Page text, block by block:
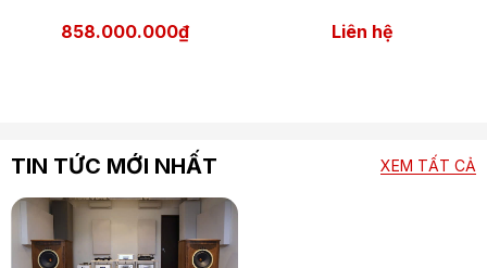
858.000.000₫ Liên hệ
TIN TỨC MỚI NHẤT XEM TẤT CẢ